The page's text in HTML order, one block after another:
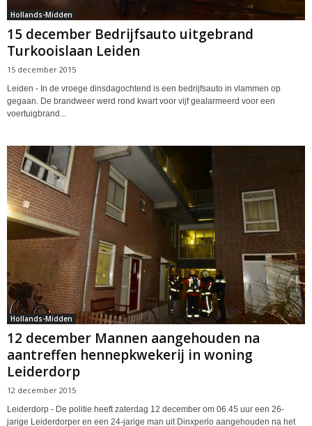
Hollands-Midden
15 december Bedrijfsauto uitgebrand
Turkooislaan Leiden
15 december 2015
Leiden - In de vroege dinsdagochtend is een bedrijfsauto in vlammen op
gegaan. De brandweer werd rond kwart voor vijf gealarmeerd voor een
voertuigbrand...
Hollands-Midden
12 december Mannen aangehouden na
aantreffen hennepkwekerij in woning
Leiderdorp
12 december 2015
Leiderdorp - De politie heeft zaterdag 12 december om 06.45 uur een 26-
jarige Leiderdorper en een 24-jarige man uit Dinxperlo aangehouden na het